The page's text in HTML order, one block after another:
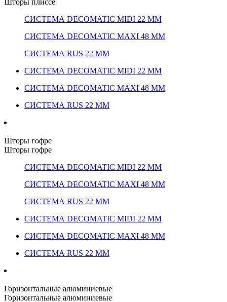
Шторы плиссе
СИСТЕМА DECOMATIC MIDI 22 ММ
СИСТЕМА DECOMATIC MAXI 48 ММ
СИСТЕМА RUS 22 ММ
СИСТЕМА DECOMATIC MIDI 22 ММ
СИСТЕМА DECOMATIC MAXI 48 ММ
СИСТЕМА RUS 22 ММ
Шторы гофре
Шторы гофре
СИСТЕМА DECOMATIC MIDI 22 ММ
СИСТЕМА DECOMATIC MAXI 48 ММ
СИСТЕМА RUS 22 ММ
СИСТЕМА DECOMATIC MIDI 22 ММ
СИСТЕМА DECOMATIC MAXI 48 ММ
СИСТЕМА RUS 22 ММ
Горизонтальные алюминиевые
Горизонтальные алюминиевые